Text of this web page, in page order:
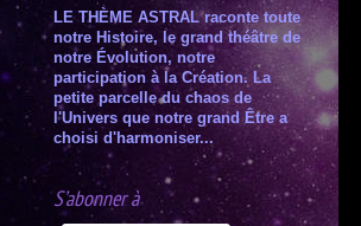
LE THÈME ASTRAL raconte toute
notre Histoire, le grand théâtre de
notre Évolution, notre
participation à la Création. La
petite parcelle du chaos de
l'Univers que notre grand Être a
choisi d'harmoniser...
S’abonner à